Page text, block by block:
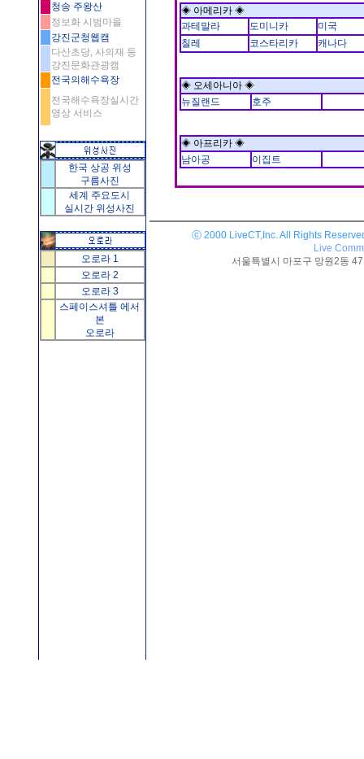
청송 주왕산
정보화 시범마을
강진군청웹캠
다산초당, 사의재 등
강진문화관광캠
전국의해수욕장
전국해수욕장실시간
영상 서비스
한국 상공 위성
구름사진
세계 주요도시
실시간 위성사진
오로라 1
오로라 2
오로라 3
스페이스셔틀 에서
본
오로라
◈ 아메리카 ◈
과테말라
도미니카
미국
칠레
코스타리카 캐나다
◈ 오세아니아 ◈
뉴질랜드
호주
◈ 아프리카 ◈
남아공
이집트
ⓒ 2000 LiveCT,Inc. All Rights
Live
서울특별시 마포구 망원2동